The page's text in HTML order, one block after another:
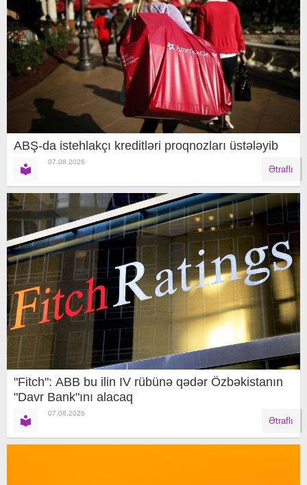
ABŞ-da istehlakçı kreditləri proqnozları üstələyib
07.08.2026
Ətraflı
"Fitch": ABB bu ilin IV rübünə qədər Özbəkistanın
"Davr Bank"ını alacaq
07.08.2026
Ətraflı